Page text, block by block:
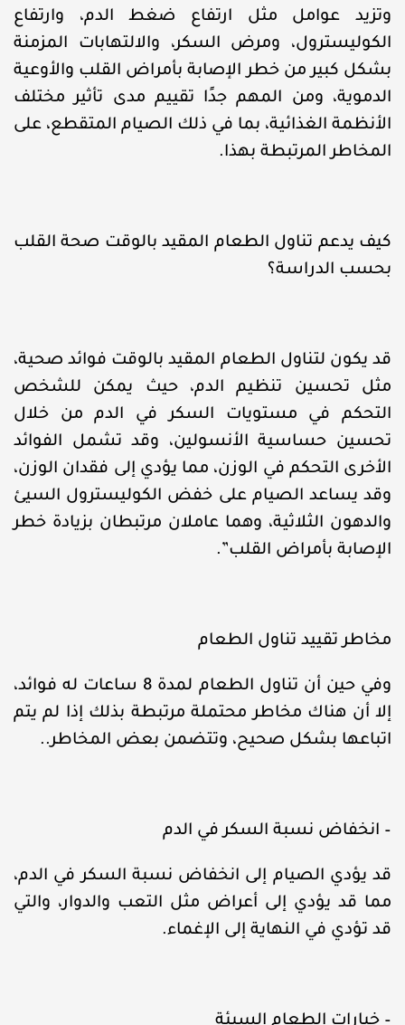
وتزيد عوامل مثل ارتفاع ضغط الدم، وارتفاع
الكوليسترول، ومرض السكر، والالتهابات المزمنة
بشكل كبير من خطر الإصابة بأمراض القلب والأوعية
الدموية، ومن المهم جدًا تقييم مدى تأثير مختلف
الأنظمة الغذائية، بما في ذلك الصيام المتقطع، على
المخاطر المرتبطة بهذا.
كيف يدعم تناول الطعام المقيد بالوقت صحة القلب
بحسب الدراسة؟
قد يكون لتناول الطعام المقيد بالوقت فوائد صحية،
مثل تحسين تنظيم الدم، حيث يمكن للشخص
التحكم في مستويات السكر في الدم من خلال
تحسين حساسية الأنسولين، وقد تشمل الفوائد
الأخرى التحكم في الوزن، مما يؤدي إلى فقدان الوزن،
وقد يساعد الصيام على خفض الكوليسترول السيئ
والدهون الثلاثية، وهما عاملان مرتبطان بزيادة خطر
الإصابة بأمراض القلب”.
مخاطر تقييد تناول الطعام
وفي حين أن تناول الطعام لمدة 8 ساعات له فوائد،
إلا أن هناك مخاطر محتملة مرتبطة بذلك إذا لم يتم
اتباعها بشكل صحيح، وتتضمن بعض المخاطر..
– انخفاض نسبة السكر في الدم
قد يؤدي الصيام إلى انخفاض نسبة السكر في الدم،
مما قد يؤدي إلى أعراض مثل التعب والدوار، والتي
قد تؤدي في النهاية إلى الإغماء.
– خيارات الطعام السيئة